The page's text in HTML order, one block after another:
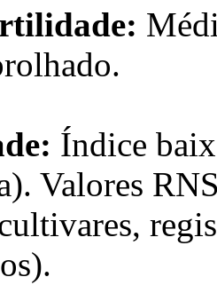
Índice
Valores